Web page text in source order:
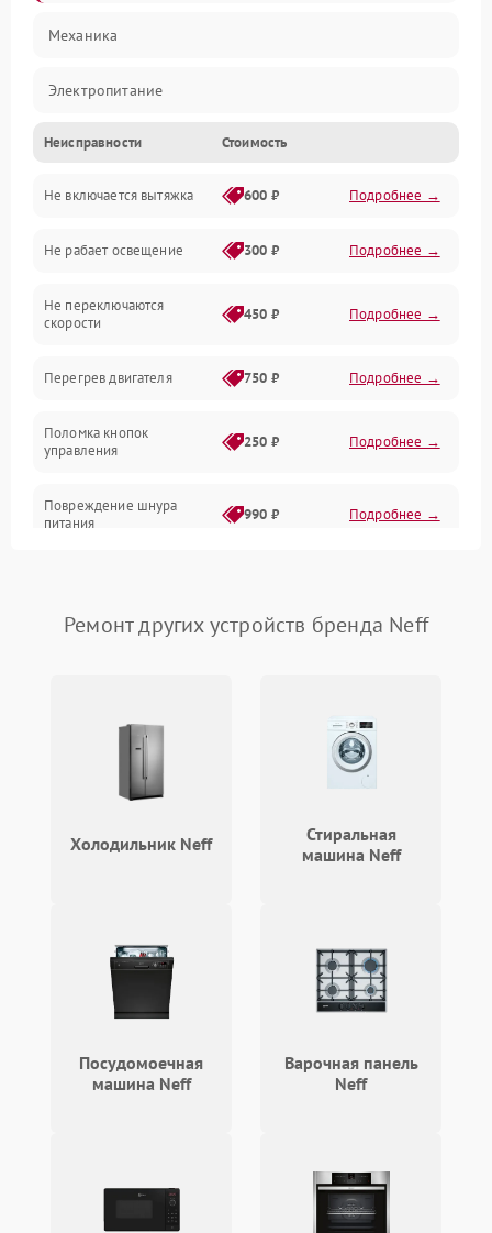
Механика
Электропитание
Вентиляция
Освещение
Механические повреждения
Электроника
Неисправности Стоимость
Не включается вытяжка 600 ₽ Подробнее →
Не рабает освещение 300 ₽ Подробнее →
Не переключаются
скорости
450 ₽ Подробнее →
Перегрев двигателя 750 ₽ Подробнее →
Поломка кнопок
управления
250 ₽ Подробнее →
Повреждение шнура
питания
990 ₽ Подробнее →
конденсатора
Подробнее →
Ремонт других устройств бренда Neff
Холодильник Neff
Стиральная
машина Neff
Посудомоечная
машина Neff
Варочная панель
Neff